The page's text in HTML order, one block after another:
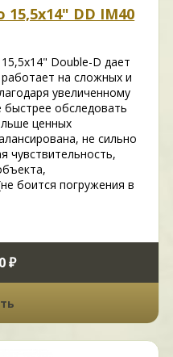
DD IM40
Double-D дает
на сложных и
увеличенному
обследовать
ценных
не сильно
чувствительность,
боится погружения в
₽